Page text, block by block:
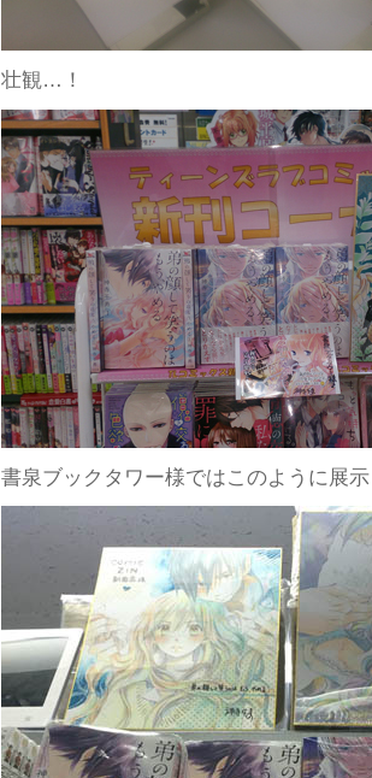
壮観…！
書泉ブックタワー様ではこのように展